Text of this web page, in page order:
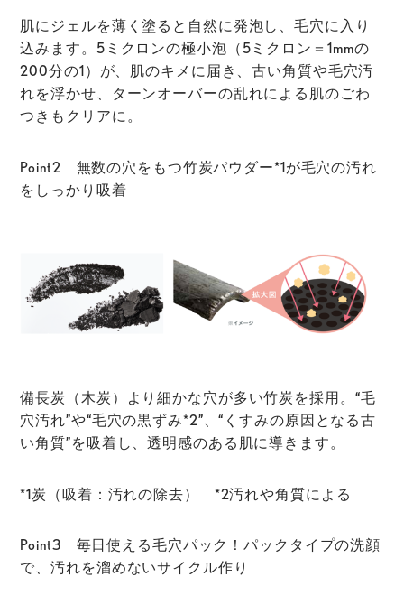
肌にジェルを薄く塗ると自然に発泡し、毛穴に入り
込みます。 5ミクロンの極小泡（5ミクロン＝1mmの
200分の1）が、肌のキメに届き、古い角質や毛穴汚
れを浮かせ 、ターンオーバーの乱れによる肌のごわ
つきもクリアに。
Point2 無数の穴をもつ竹炭パウダー*1が毛穴の汚れ
をしっかり吸着
備長炭（木炭）より細かな穴が多い竹炭 を採用。“毛
穴汚れ”や“毛穴の黒ずみ*2”、“くすみの原因となる古
い角質”を吸着し、透明感のある肌に導きます。
*1炭（吸着：汚れの除去） *2汚れや角質による
Point3 毎日使える毛穴パック！パックタイプの洗顔
で、汚れを溜めないサイクル作り